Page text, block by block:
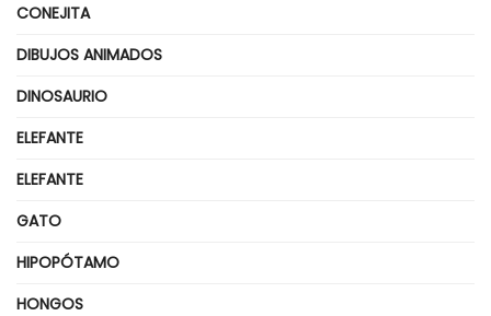
CONEJITA
DIBUJOS ANIMADOS
DINOSAURIO
ELEFANTE
ELEFANTE
GATO
HIPOPÓTAMO
HONGOS